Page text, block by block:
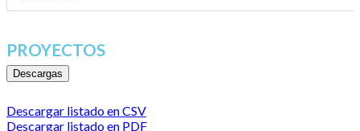
PROYECTOS
Descargas
Descargar listado en CSV
Descargar listado en PDF